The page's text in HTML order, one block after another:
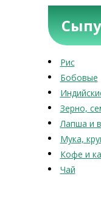
Рис
Бобовые
Зерно,
Лапша и
Мука,
Кофе и
Чай